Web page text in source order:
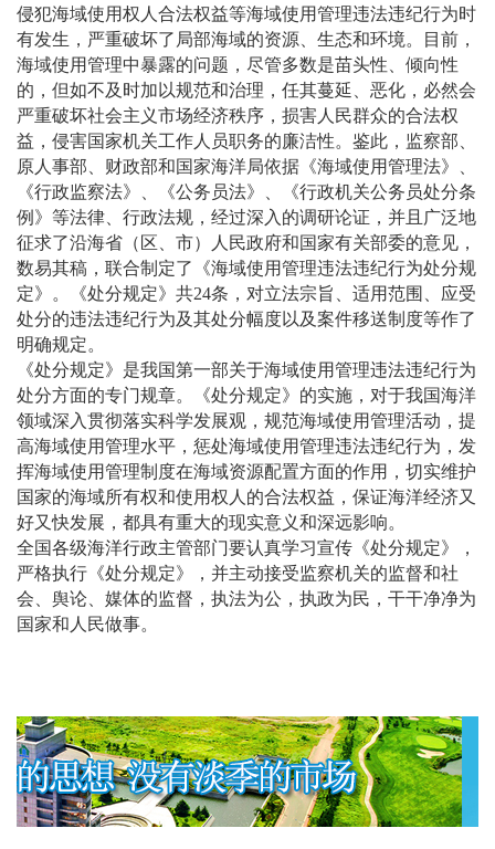
侵犯海域使用权人合法权益等海域使用管理违法违纪行为时
有发生，严重破坏了局部海域的资源、生态和环境。目前，
海域使用管理中暴露的问题，尽管多数是苗头性、倾向性
的，但如不及时加以规范和治理，任其蔓延、恶化，必然会
严重破坏社会主义市场经济秩序，损害人民群众的合法权
益，侵害国家机关工作人员职务的廉洁性。鉴此，监察部、
原人事部、财政部和国家海洋局依据《海域使用管理法》、
《行政监察法》、《公务员法》、《行政机关公务员处分条
例》等法律、行政法规，经过深入的调研论证，并且广泛地
征求了沿海省（区、市）人民政府和国家有关部委的意见，
数易其稿，联合制定了《海域使用管理违法违纪行为处分规
定》。《处分规定》共24条，对立法宗旨、适用范围、应受
处分的违法违纪行为及其处分幅度以及案件移送制度等作了
明确规定。
《处分规定》是我国第一部关于海域使用管理违法违纪行为
处分方面的专门规章。《处分规定》的实施，对于我国海洋
领域深入贯彻落实科学发展观，规范海域使用管理活动，提
高海域使用管理水平，惩处海域使用管理违法违纪行为，发
挥海域使用管理制度在海域资源配置方面的作用，切实维护
国家的海域所有权和使用权人的合法权益，保证海洋经济又
好又快发展，都具有重大的现实意义和深远影响。
全国各级海洋行政主管部门要认真学习宣传《处分规定》，
严格执行《处分规定》，并主动接受监察机关的监督和社
会、舆论、媒体的监督，执法为公，执政为民，干干净净为
国家和人民做事。